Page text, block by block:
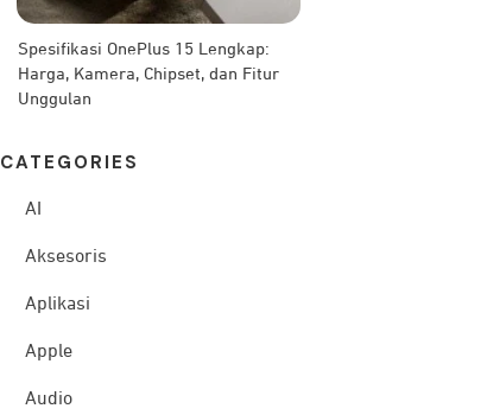
Spesifikasi OnePlus 15 Lengkap:
Harga, Kamera, Chipset, dan Fitur
Unggulan
CATEG ORIES
AI
Aksesoris
Aplikasi
Apple
Audio